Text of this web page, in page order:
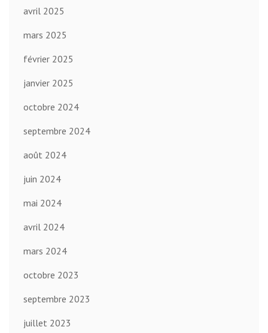
avril 2025
mars 2025
février 2025
janvier 2025
octobre 2024
septembre 2024
août 2024
juin 2024
mai 2024
avril 2024
mars 2024
octobre 2023
septembre 2023
juillet 2023